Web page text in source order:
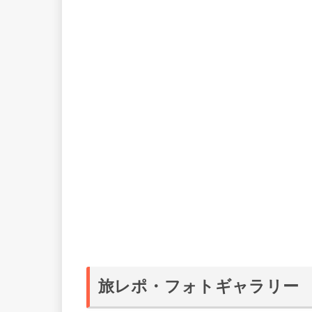
旅レポ・フォトギャラリー